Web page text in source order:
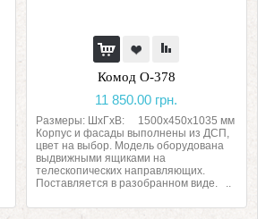
Комод О-378
11 850.00 грн.
Размеры: ШхГхВ: 1500х450х1035 мм
Корпус и фасады выполнены из ДСП,
цвет на выбор. Модель оборудована
выдвижными ящиками на
телескопических направляющих.
Поставляется в разобранном виде. ..